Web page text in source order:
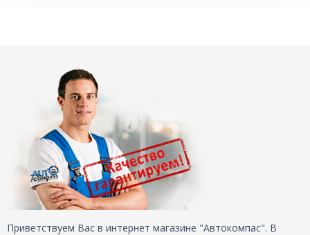
Приветствуем Вас в интернет магазине "Автокомпас". В